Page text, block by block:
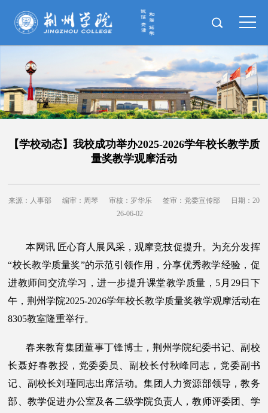
【学校动态】我校成功举办2025-2026学年校长教学质
量奖教学观摩活动
来源：人事部 编审：周琴 审核：罗华乐 签审：党委宣传部
日期：20
26-06-02
本网讯 匠心育人展风采，观摩竞技促提升。为充分发挥
“校长教学质量奖”的示范引领作用，分享优秀教学经验，促
进教师间交流学习，进一步提升课堂教学质量，5月29日下
午，荆州学院2025-2026学年校长教学质量奖教学观摩活动在
8305教室隆重举行。
春来教育集团董事丁锋博士，荆州学院纪委书记、副校
长聂好春教授，党委委员、副校长付秋峰同志，党委副书
记、副校长刘瑾同志出席活动。集团人力资源部领导，教务
部、教学促进办公室及各二级学院负责人，教师评委团、学